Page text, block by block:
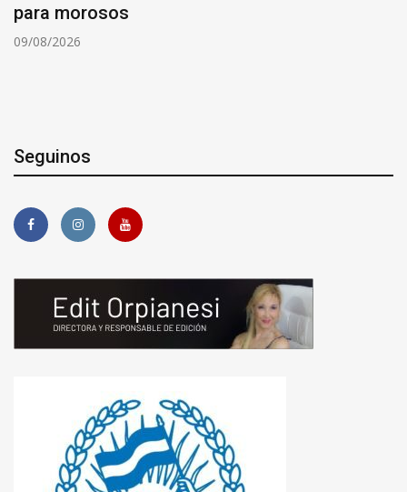
para morosos
09/08/2026
Seguinos